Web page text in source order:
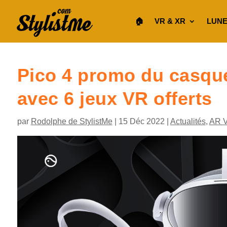
🏠︎ VR & XR
Pico 4 promo du
avec 6 jeux VR offerts
par Rodolphe de StylistMe| 15 Déc 2022 Actualités, AR